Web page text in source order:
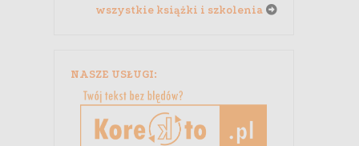
wszystkie książki i szkolenia
NASZE USŁUGI: